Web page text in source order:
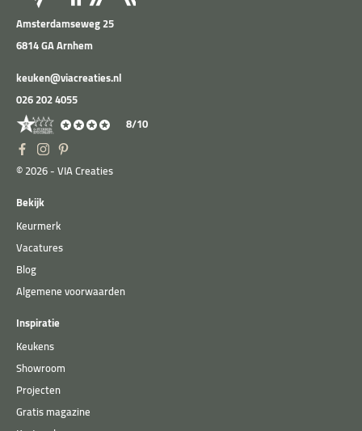
Amsterdamseweg 25
6814 GA Arnhem
keuken@viacreaties.nl
026 202 4055
8/10
© 2026 - VIA Creaties
Bekijk
Keurmerk
Vacatures
Blog
Algemene voorwaarden
Inspiratie
Keukens
Showroom
Projecten
Gratis magazine